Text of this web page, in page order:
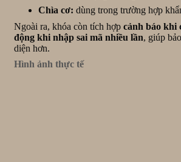
Chìa cơ: dùng trong trường hợp
Ngoài ra, khóa còn tích hợp cảnh báo khi
động khi nhập sai mã nhiều lần, giúp
diện hơn.
Hình ảnh thực tế